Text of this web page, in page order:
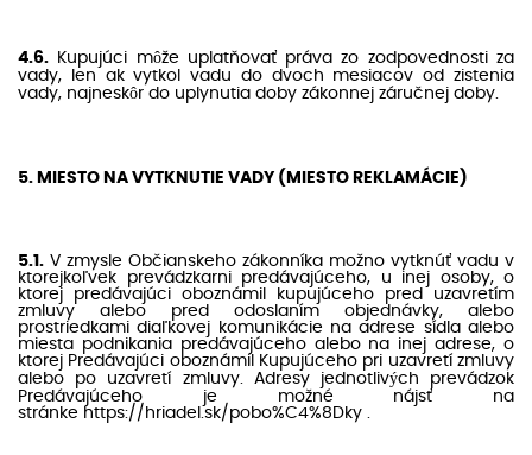
4.6. Kupujúci môže uplatňovať práva zo zodpovednosti za
vady, len ak vytkol vadu do dvoch mesiacov od zistenia
vady, najneskôr do uplynutia doby zákonnej záručnej doby.
5. MIESTO NA VYTKNUTIE VADY (MIESTO REKLAMÁCIE)
5.1. V zmysle Občianskeho zákonníka možno vytknúť vadu v
ktorejkoľvek prevádzkarni predávajúceho, u inej osoby, o
ktorej predávajúci oboznámil kupujúceho pred uzavretím
zmluvy alebo pred odoslaním objednávky, alebo
prostriedkami diaľkovej komunikácie na adrese sídla alebo
miesta podnikania predávajúceho alebo na inej adrese, o
ktorej Predávajúci oboznámil Kupujúceho pri uzavretí zmluvy
alebo po uzavretí zmluvy. Adresy jednotlivých prevádzok
Predávajúceho je možné nájsť na
stránke https://hriadel.sk/pobo%C4%8Dky .